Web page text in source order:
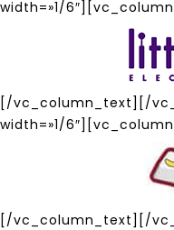
width=»1/
[/vc_column_text][/
width=»1/
[/vc_column_text][/